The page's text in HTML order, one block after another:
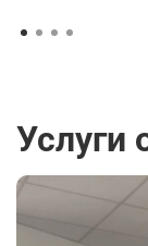
Услуги